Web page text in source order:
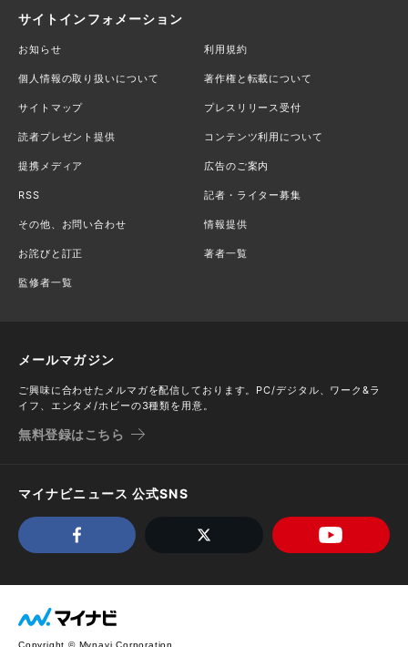
サイトインフォメーション
お知らせ 利用規約
個人情報の取り扱いについて 著作権と転載について
サイトマップ プレスリリース受付
読者プレゼント提供 コンテンツ利用について
提携メディア 広告のご案内
RSS 記者・ライター募集
その他、お問い合わせ 情報提供
お詫びと訂正 著者一覧
監修者一覧
メールマガジン
ご興味に合わせたメルマガを配信しております。PC/デジタル、ワーク&ラ
イフ、エンタメ/ホビーの3種類を用意。
無料登録はこちら
マイナビニュース 公式SNS
Copyright © Mynavi Corporation